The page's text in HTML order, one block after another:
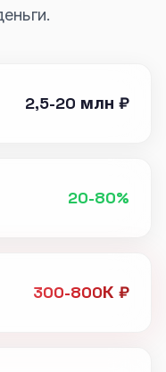
2,5-20 млн ₽
20-80%
300-800К ₽